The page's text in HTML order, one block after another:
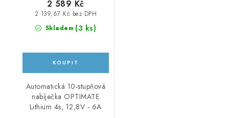
Skladem (3 ks)
2 139,67 Kč bez DPH
2 589 Kč
Automatická 10-stupňová
nabíječka OPTIMATE
Lithium 4s, 12,8V - 6A